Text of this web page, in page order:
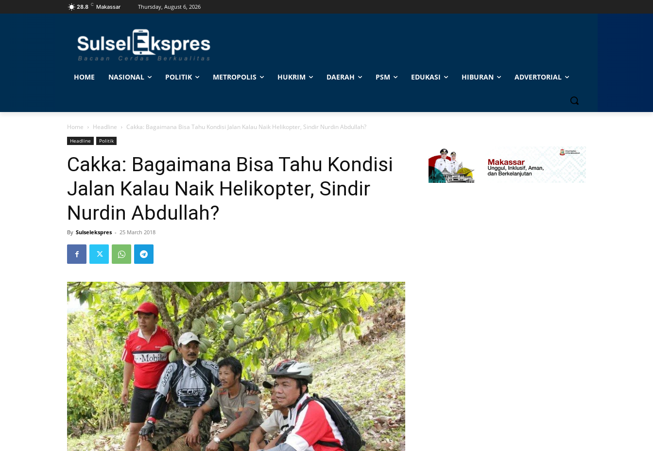
28.8 C Makassar Thursday, August 6, 2026
HOME NASIONAL POLITIK METROPOLIS HUKRIM DAERAH PSM EDUKASI HIBURAN ADVERTORIAL
Home Headline Cakka: Bagaimana Bisa Tahu Kondisi Jalan Kalau Naik Helikopter, Sindir Nurdin Abdullah?
Headline Politik
Cakka: Bagaimana Bisa Tahu Kondisi
Jalan Kalau Naik Helikopter, Sindir
Nurdin Abdullah?
By Sulselekspres - 25 March 2018